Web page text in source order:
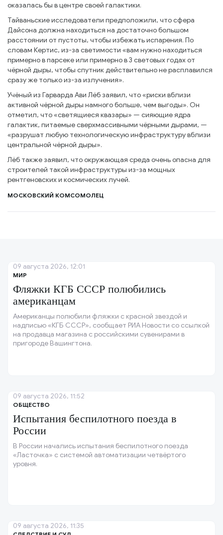
оказалась бы в центре своей галактики.
Тайваньские исследователи предположили, что сфера
Дайсона должна находиться на достаточно большом
расстоянии от пустоты, чтобы избежать испарения. По
словам Кертис, из-за светимости «вам нужно находиться
примерно в парсеке или примерно в 3 световых годах от
чёрной дыры, чтобы спутник действительно не расплавился
сразу же только из-за излучения».
Учёный из Гарварда Ави Лёб заявил, что «риски вблизи
активной чёрной дыры намного больше, чем выгоды». Он
отметил, что «светящиеся квазары» — сияющие ядра
галактик, питаемые сверхмассивными чёрными дырами, —
«разрушат любую технологическую инфраструктуру вблизи
центральной чёрной дыры».
Лёб также заявил, что окружающая среда очень опасна для
строителей такой инфраструктуры из-за мощных
рентгеновских и космических лучей.
МОСКОВСКИЙ КОМСОМОЛЕЦ
МИР
Фляжки КГБ СССР полюбились
американцам
Американцы полюбили фляжки с красной звездой и
надписью «КГБ СССР», сообщает РИА Новости со ссылкой
на продавца магазина с российскими сувенирами в
пригороде Вашингтона.
09 августа 2026, 12:01
ОБЩЕСТВО
Испытания беспилотного поезда в
России
В России начались испытания беспилотного поезда
«Ласточка» с системой автоматизации четвёртого
уровня.
09 августа 2026, 11:52
09 августа 2026, 11:35